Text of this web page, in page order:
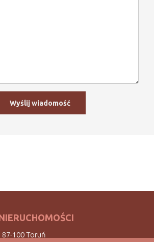
100 Toruń